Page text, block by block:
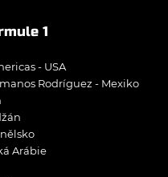
1
- USA
Rodríguez - Mexiko
Arábie